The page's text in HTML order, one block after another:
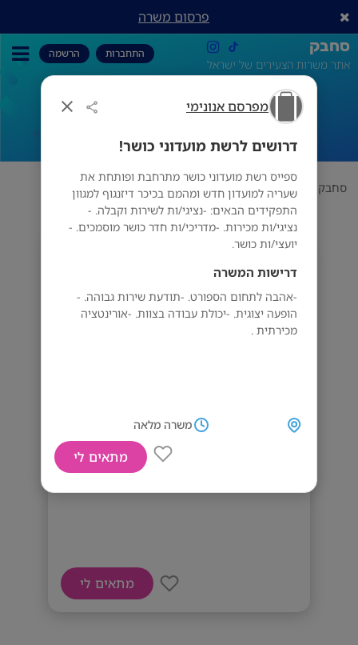
מפרסם אנונימי
דרושים לרשת מועדוני כושר!
ספייס רשת מועדוני כושר מתרחבת ופותחת את
שעריה למועדון חדש ומהמם בכיכר דיזנגוף למגוון
התפקידים הבאים: -נציגי/ות לשירות וקבלה. -
נציגי/ות מכירות. -מדריכי/ות חדר כושר מוסמכים. -
יועצי/ות כושר.
דרישות המשרה
-אהבה לתחום הספורט. -תודעת שירות גבוהה. -
הופעה יצוגית. -יכולת עבודה בצוות. -אורינטציה
מכירתית .
משרה מלאה
מתאים לי
פרסום משרה
סחבק
אתר משרות הצעירים של ישראל
התחברות הרשמה
דרושים לרשת מועדוני כושר!
סחבק תחום מפרסם אנונימי דרושים לרשת מועדוני כושר!
דרושים לרשת מועדוני כושר!
מתאים לי